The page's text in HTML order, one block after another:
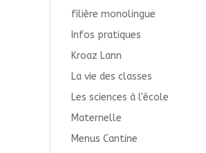
filière monolingue
Infos pratiques
Kroaz Lann
La vie des classes
Les sciences à l'école
Maternelle
Menus Cantine